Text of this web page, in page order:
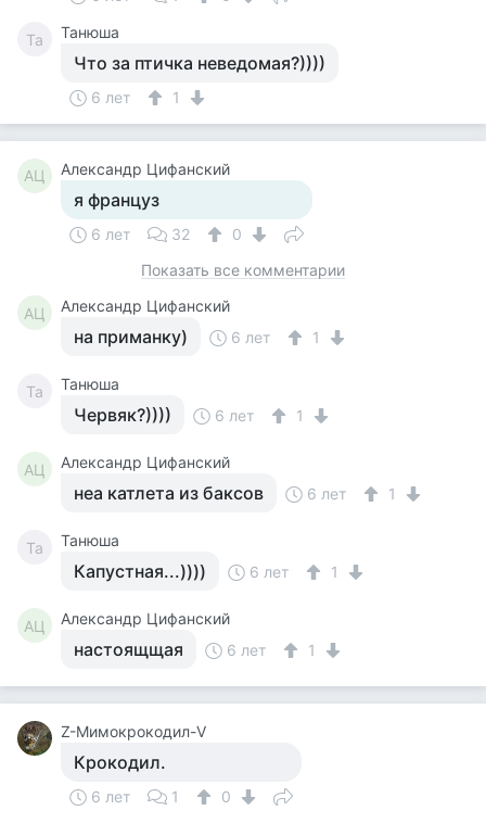
Та Танюша
Что за птичка неведомая?))))
6 лет 1
АЦ Александр Цифанский
я француз
6 лет 32
0
Показать все комментарии
АЦ Александр Цифанский
на приманку) 6 лет 1
Та Танюша
Червяк?)))) 6 лет 1
АЦ Александр Цифанский
неа катлета из баксов 6 лет 1
Та Танюша
Капустная...)))) 6 лет 1
АЦ Александр Цифанский
настоящщая 6 лет 1
Z-Мимокрокодил-V
Крокодил.
6 лет 1 0